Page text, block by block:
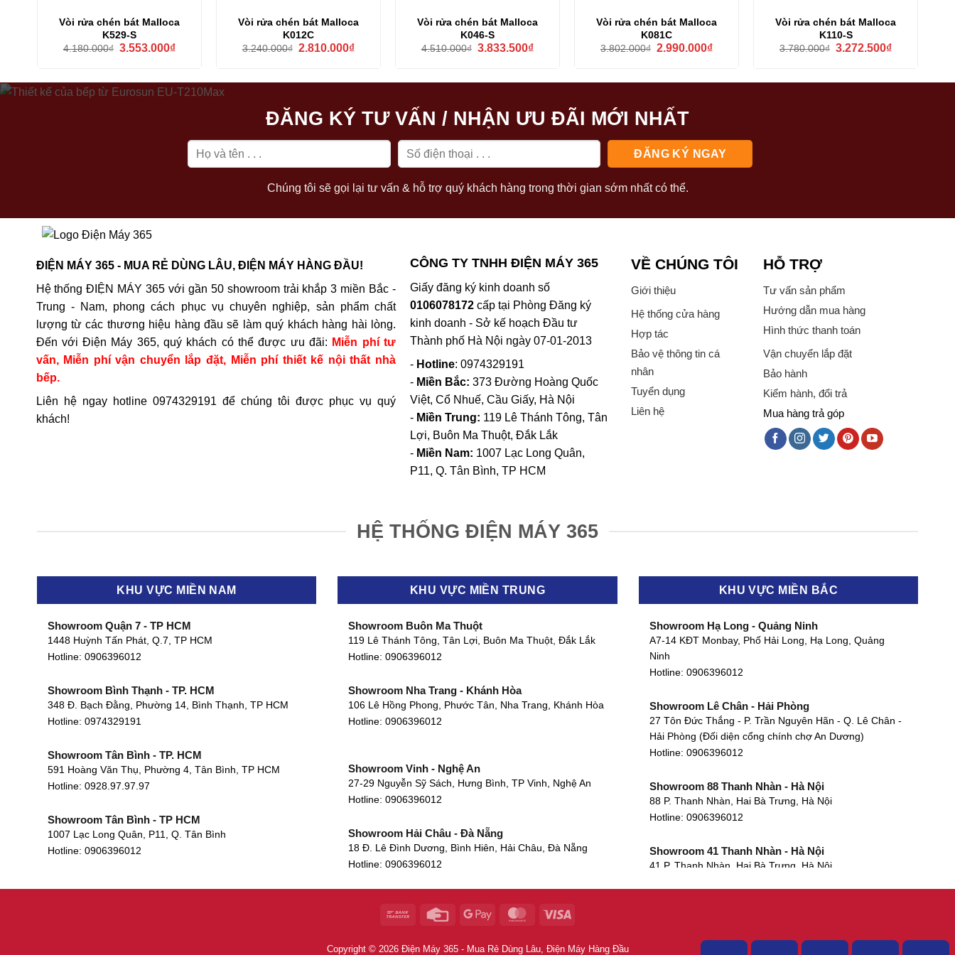
Vòi rửa chén bát Malloca
K529-S
4.180.000₫ Giá
3.553.000₫Giá
3.553.000₫.
Vòi rửa chén bát Malloca
K012C
3.240.000₫ Giá
2.810.000₫Giá
Vòi rửa chén bát Malloca
K046-S
4.510.000₫ Giá
3.833.500₫Giá
Vòi rửa chén bát Malloca
K081C
3.802.000₫ Giá
2.990.000₫Giá
Vòi rửa chén bát Malloca
K110-S
3.780.000₫ Giá
3.272.500₫Giá
ĐĂNG KÝ TƯ VẤN / NHẬN ƯU ĐÃI MỚI NHẤT
Chúng tôi sẽ gọi lại tư vấn & hỗ trợ quý khách hàng trong thời gian sớm nhất có thể.
ĐIỆN MÁY 365 - MUA RẺ DÙNG LÂU, ĐIỆN MÁY HÀNG ĐẦU!
Hệ thống ĐIỆN MÁY 365 với gần 50 showroom trải khắp 3 miền Bắc -
Trung - Nam, phong cách phục vụ chuyên nghiệp, sản phẩm chất
lượng từ các thương hiệu hàng đầu sẽ làm quý khách hàng hài lòng.
Đến với Điện Máy 365, quý khách có thể được ưu đãi: Miễn phí tư
vấn, Miễn phí vận chuyển lắp đặt, Miễn phí thiết kế nội thất nhà
bếp.
Liên hệ ngay hotline 0974329191 để chúng tôi được phục vụ quý
khách!
CÔNG TY TNHH ĐIỆN MÁY 365
Giấy đăng ký kinh doanh số
0106078172cấp tại Phòng Đăng ký
kinh doanh - Sở kế hoạch Đầu tư
Thành phố Hà Nội ngày 07-01-2013
- Hotline: 0974329191
- Miền Bắc: 373 Đường Hoàng Quốc
Việt, Cổ Nhuế, Cầu Giấy, Hà Nội
- Miền Trung: 119 Lê Thánh Tông, Tân
Lợi, Buôn Ma Thuột, Đắk Lắk
- Miền Nam: 1007 Lạc Long Quân,
P11, Q. Tân Bình, TP HCM
VỀ CHÚNG TÔI
Giới thiệu
Hệ thống cửa hàng
Hợp tác
Bảo vệ thông tin cá
nhân
Tuyển dụng
Liên hệ
HỖ TRỢ
Tư vấn sản phẩm
Hướng dẫn mua hàng
Hình thức thanh toán
Vận chuyển lắp đặt
Bảo hành
Kiểm hành, đổi trả
Mua hàng trả góp
HỆ THỐNG ĐIỆN MÁY 365
KHU VỰC MIỀN NAM
Showroom Quận 7 - TP HCM
1448 Huỳnh Tấn Phát, Q.7, TP HCM
Hotline: 0906396012
Showroom Bình Thạnh - TP. HCM
348 Đ. Bạch Đằng, Phường 14, Bình Thạnh, TP HCM
Hotline: 0974329191
Showroom Tân Bình - TP. HCM
591 Hoàng Văn Thụ, Phường 4, Tân Bình, TP HCM
Hotline: 0928.97.97.97
Showroom Tân Bình - TP HCM
1007 Lạc Long Quân, P11, Q. Tân Bình
Hotline: 0906396012
KHU VỰC MIỀN TRUNG
Showroom Buôn Ma Thuột
119 Lê Thánh Tông, Tân Lợi, Buôn Ma Thuột, Đắk Lắk
Hotline:0906396012
Showroom Nha Trang - Khánh Hòa
106 Lê Hồng Phong, Phước Tân, Nha Trang, Khánh Hòa
Hotline:0906396012
Showroom Vinh - Nghệ An
27-29 Nguyễn Sỹ Sách, Hưng Bình, TP Vinh, Nghệ An
Hotline:0906396012
Showroom Hải Châu - Đà Nẵng
18 Đ. Lê Đình Dương, Bình Hiên, Hải Châu, Đà Nẵng
Hotline:0906396012
475 Điện Biên Phủ, Thanh Khê Đông, Thanh Khê, Đà
Hotline:0906396012
KHU VỰC MIỀN BẮC
Showroom Hạ Long - Quảng Ninh
A7-14 KĐT Monbay, Phố Hải Long, Hạ Long, Quảng
Ninh
Hotline: 0906396012
Showroom Lê Chân - Hải Phòng
27 Tôn Đức Thắng - P. Trần Nguyên Hãn - Q. Lê Chân -
Hải Phòng (Đối diện cổng chính chợ An Dương)
Hotline: 0906396012
Showroom 88 Thanh Nhàn - Hà Nội
88 P. Thanh Nhàn, Hai Bà Trưng, Hà Nội
Hotline: 0906396012
Showroom 41 Thanh Nhàn - Hà Nội
41 P. Thanh Nhàn, Hai Bà Trưng, Hà Nội
0906396012
Copyright © 2026 Điện Máy 365 - Mua Rẻ Dùng Lâu, Điện Máy Hàng Đầu